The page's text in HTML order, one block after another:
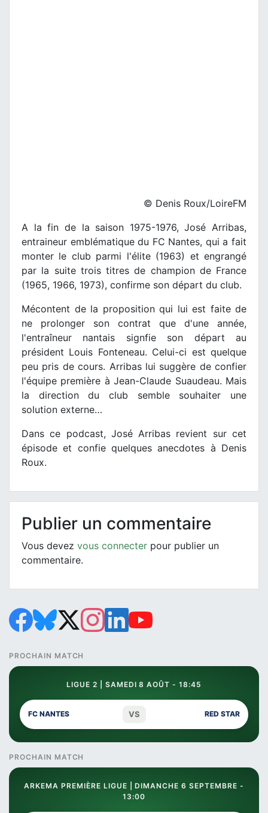
© Denis Roux/LoireFM
A la fin de la saison 1975-1976, José Arribas,
entraineur emblématique du FC Nantes, qui a fait
monter le club parmi l'élite (1963) et engrangé
par la suite trois titres de champion de France
(1965, 1966, 1973), confirme son départ du club.
Mécontent de la proposition qui lui est faite de
ne prolonger son contrat que d'une année,
l'entraîneur nantais signfie son départ au
président Louis Fonteneau. Celui-ci est quelque
peu pris de cours. Arribas lui suggère de confier
l'équipe première à Jean-Claude Suaudeau. Mais
la direction du club semble souhaiter une
solution externe…
Dans ce podcast, José Arribas revient sur cet
épisode et confie quelques anecdotes à Denis
Roux.
Publier un commentaire
Vous devez vous connecter pour publier un
commentaire.
PROCHAIN MATCH
LIGUE 2 | SAMEDI 8 AOÛT - 18:45
FC NANTES VS RED STAR
PROCHAIN MATCH
ARKEMA PREMIÈRE LIGUE | DIMANCHE 6 SEPTEMBRE -
13:00